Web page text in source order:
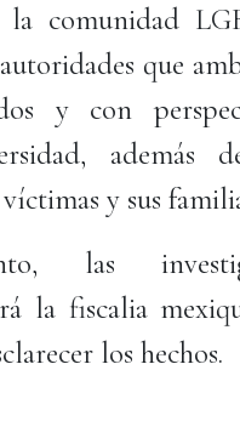
la comunidad
que
y con
además
y sus
las
la fiscalia
los hechos.